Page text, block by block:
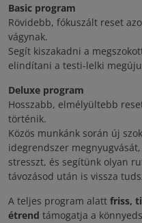
Basic program
Rövidebb, fókuszált reset
vágynak.
Segít kiszakadni a
elindítani a testi-lelki
Deluxe program
Hosszabb, elmélyültebb
történik.
Közös munkánk során új
idegrendszer
stresszt, és segítünk olyan
távozásod után is vissza
A teljes program alatt friss,
étrend támogatja a